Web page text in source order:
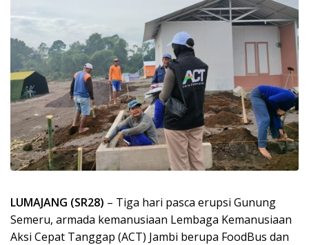
LUMAJANG (SR28) – Tiga hari pasca erupsi Gunung
Semeru, armada kemanusiaan Lembaga Kemanusiaan
Aksi Cepat Tanggap (ACT) Jambi berupa FoodBus dan